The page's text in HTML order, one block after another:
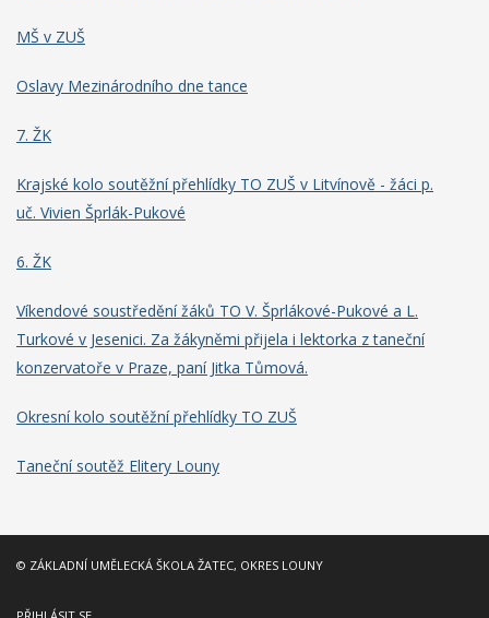
MŠ v ZUŠ
Oslavy Mezinárodního dne tance
7. ŽK
Krajské kolo soutěžní přehlídky TO ZUŠ v Litvínově - žáci p.
uč. Vivien Šprlák-Pukové
6. ŽK
Víkendové soustředění žáků TO V. Šprlákové-Pukové a L.
Turkové v Jesenici. Za žákyněmi přijela i lektorka z taneční
konzervatoře v Praze, paní Jitka Tůmová.
Okresní kolo soutěžní přehlídky TO ZUŠ
Taneční soutěž Elitery Louny
© ZÁKLADNÍ UMĚLECKÁ ŠKOLA ŽATEC, OKRES LOUNY